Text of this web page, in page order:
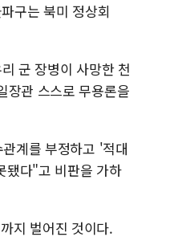
구는 북미 정상회
군 장병이 사망한 천
장관 스스로 무용론을
계를 부정하고 '적대
됐다"고 비판을 가하
지 벌어진 것이다.